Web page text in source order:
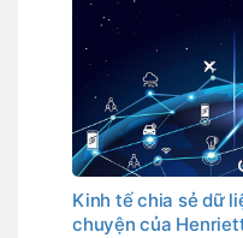
Kinh tế chia sẻ dữ
chuyện của